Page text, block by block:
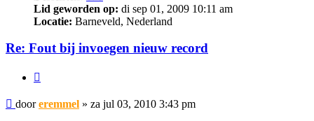
Lid geworden op: di sep 01, 2009 10:11 am
Locatie: Barneveld, Nederland
Re: Fout bij invoegen nieuw record
Bericht
dooreremmel » za jul 03, 2010 3:43 pm